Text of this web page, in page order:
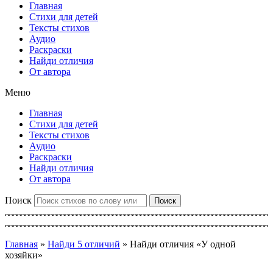
Главная
Стихи для детей
Тексты стихов
Аудио
Раскраски
Найди отличия
От автора
Меню
Главная
Стихи для детей
Тексты стихов
Аудио
Раскраски
Найди отличия
От автора
Поиск Поиск
Главная » Найди 5 отличий » Найди отличия «У одной
хозяйки»